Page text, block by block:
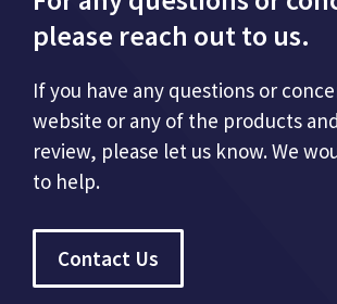
please reach out to us.
If you have any questions or
website or any of the products
review, please let us know. We
to help.
Contact Us